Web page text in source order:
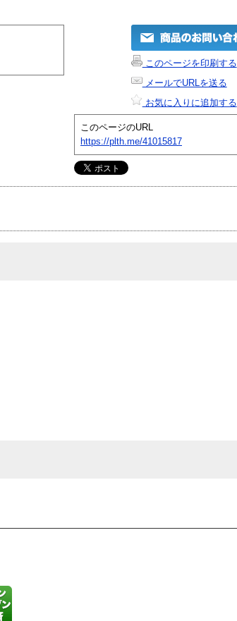
このページを印刷する
メールでURLを送る
お気に入りに追加する
このページのURL
https://plth.me/41015817